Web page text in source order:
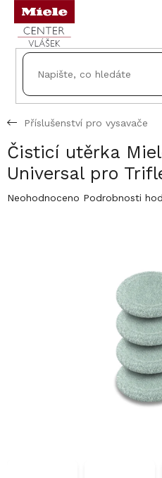
Přejít
obsah
Příslušenství pro vysavače
Čisticí utěrka
Universal pro
Průměrné
Neohodnoceno Podrobnosti